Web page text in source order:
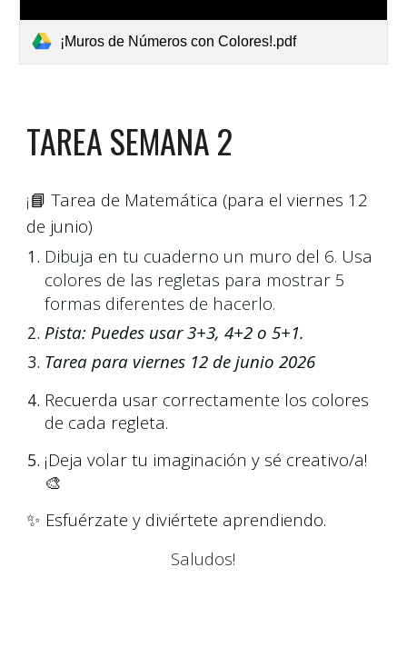
¡Muros de Números con Colores!.pdf
TAREA SEMANA2
¡📘 Tarea de Matemática (para el viernes 12
de junio)
Dibuja en tu cuaderno un muro del 6. Usa
colores de las regletas para mostrar 5
formas diferentes de hacerlo.
Pista: Puedes usar 3+3, 4+2 o 5+1.
Tarea para viernes 12 de junio 2026
Recuerda usar correctamente los colores
de cada regleta.
¡Deja volar tu imaginación y sé creativo/a!
🎨
✨ Esfuérzate y diviértete aprendiendo.
Saludos!